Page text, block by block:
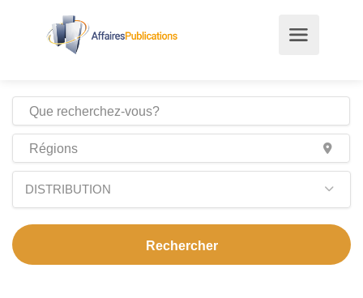
DISTRIBUTION